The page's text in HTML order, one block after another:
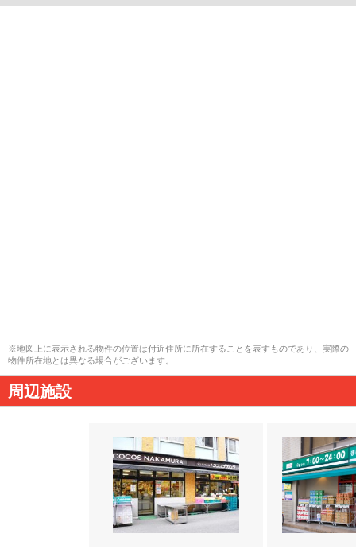
※地図上に表示される物件の位置は付近住所に所在することを表すものであり、実際の
物件所在地とは異なる場合がございます。
周辺施設